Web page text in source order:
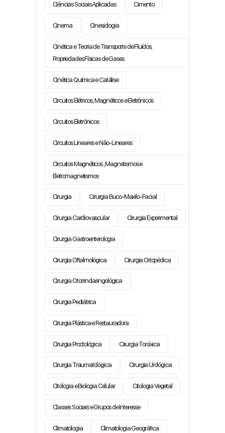
Ciências Sociais Aplicadas Cimento
Cinema Cinesiologia
Cinética e Teoria de Transporte de Fluídos;
Propriedades Físicas de Gases
Cinética Química e Catálise
Circuitos Elétricos, Magnéticos e Eletrônicos
Circuitos Eletrônicos
Circuitos Lineares e Não-Lineares
Circuitos Magnéticos , Magnetismos e
Eletromagnetismos
Cirurgia Cirurgia Buco-Maxilo-Facial
Cirurgia Cardiovascular Cirurgia Experimental
Cirurgia Gastroenterologia
Cirurgia Oftalmológica Cirurgia Ortopédica
Cirurgia Otorrinolaringológica
Cirurgia Pediátrica
Cirurgia Plástica e Restauradora
Cirurgia Proctológica Cirurgia Toráxica
Cirurgia Traumatológica Cirurgia Urológica
Citologia e Biologia Celular Citologia Vegetal
Classes Sociais e Grupos de Interesse
Climatologia Climatologia Geográfica